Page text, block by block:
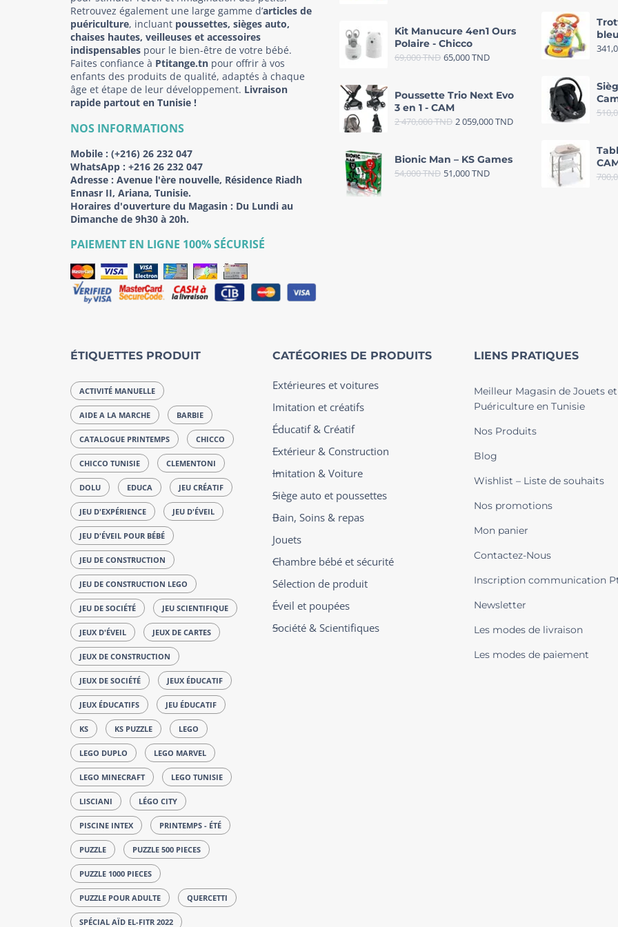
Retrouvez également une large gamme d’articles de
puériculture, incluant poussettes, sièges auto,
chaises hautes, veilleuses et accessoires
indispensables pour le bien-être de votre bébé.
Faites confiance à Ptitange.tn pour offrir à vos
enfants des produits de qualité, adaptés à chaque
âge et étape de leur développement. Livraison
rapide partout en Tunisie !
NOS INFORMATIONS
Mobile : (+216) 26 232 047
WhatsApp : +216 26 232 047
Adresse : Avenue l'ère nouvelle, Résidence Riadh
Ennasr II, Ariana, Tunisie.
Horaires d'ouverture du Magasin : Du Lundi au
Dimanche de 9h30 à 20h.
PAIEMENT EN LIGNE 100% SÉCURISÉ
Kit Manucure 4en1 Ours
Polaire - Chicco
69,000TND 65,000TND
Poussette Trio Next Evo
3 en 1 - CAM
2 470,000TND 2 059,000TND
Bionic Man – KS Games
54,000TND 51,000TND
ÉTIQUETTES PRODUIT
ACTIVITÉ MANUELLE
AIDE A LA MARCHE BARBIE
CATALOGUE PRINTEMPS CHICCO
CHICCO TUNISIE CLEMENTONI
DOLU EDUCA JEU CRÉATIF
JEU D'EXPÉRIENCE JEU D'ÉVEIL
JEU D'ÉVEIL POUR BÉBÉ
JEU DE CONSTRUCTION
JEU DE CONSTRUCTION LEGO
JEU DE SOCIÉTÉ JEU SCIENTIFIQUE
JEUX D'ÉVEIL JEUX DE CARTES
JEUX DE CONSTRUCTION
JEUX DE SOCIÉTÉ JEUX ÉDUCATIF
JEUX ÉDUCATIFS JEU ÉDUCATIF
KS KS PUZZLE LEGO
LEGO DUPLO LEGO MARVEL
LEGO MINECRAFT LEGO TUNISIE
LISCIANI LÉGO CITY
PISCINE INTEX PRINTEMPS - ÉTÉ
PUZZLE PUZZLE 500 PIECES
PUZZLE 1000 PIECES
PUZZLE POUR ADULTE QUERCETTI
SPÉCIAL AÏD EL-FITR 2022
CATÉGORIES DE PRODUITS
Extérieures et voitures
Imitation et créatifs
Éducatif & Créatif
Extérieur & Construction
Imitation & Voiture
Siège auto et poussettes
Bain, Soins & repas
Jouets
Chambre bébé et sécurité
Sélection de produit
Éveil et poupées
Société & Scientifiques
LIENS PRATIQUES
Meilleur Magasin de Jouets et
Puériculture en Tunisie
Nos Produits
Blog
Wishlist – Liste de souhaits
Nos promotions
Mon panier
Contactez-Nous
Inscription communication
Newsletter
Les modes de livraison
Les modes de paiement